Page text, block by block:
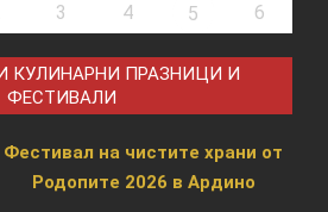
3 4 5 6
КУЛИНАРНИ ПРАЗНИЦИ И
ФЕСТИВАЛИ
Фестивал на чистите храни от
Родопите 2026 в Ардино